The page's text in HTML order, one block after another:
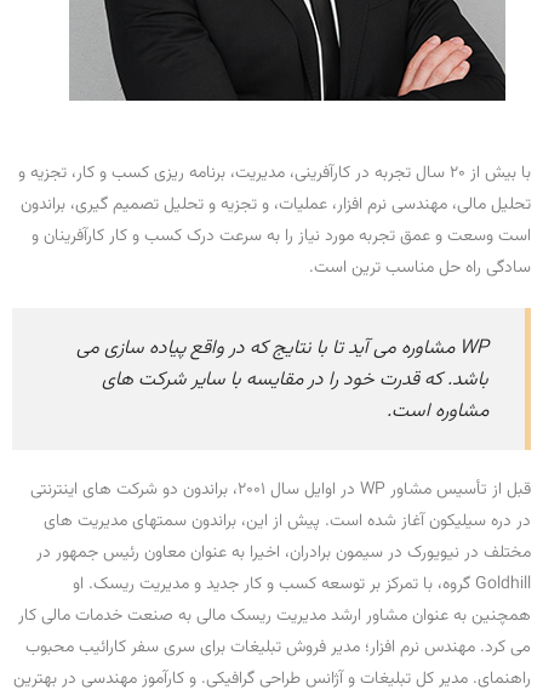
با بیش از 20 سال تجربه در کارآفرینی، مدیریت، برنامه ریزی کسب و کار، تجزیه و
تحلیل مالی، مهندسی نرم افزار، عملیات، و تجزیه و تحلیل تصمیم گیری، براندون
است وسعت و عمق تجربه مورد نیاز را به سرعت درک کسب و کار کارآفرینان و
سادگی راه حل مناسب ترین است.
WP مشاوره می آید تا با نتایج که در واقع پیاده سازی می
باشد. که قدرت خود را در مقایسه با سایر شرکت های
مشاوره است.
قبل از تأسیس مشاور WP در اوایل سال 2001، براندون دو شرکت های اینترنتی
در دره سیلیکون آغاز شده است. پیش از این، براندون سمتهای مدیریت های
مختلف در نیویورک در سیمون برادران، اخیرا به عنوان معاون رئیس جمهور در
Goldhill گروه، با تمرکز بر توسعه کسب و کار جدید و مدیریت ریسک. او
همچنین به عنوان مشاور ارشد مدیریت ریسک مالی به صنعت خدمات مالی کار
می کرد. مهندس نرم افزار؛ مدیر فروش تبلیغات برای سری سفر کارائیب محبوب
راهنمای. مدیر کل تبلیغات و آژانس طراحی گرافیکی. و کارآموز مهندسی در بهترین